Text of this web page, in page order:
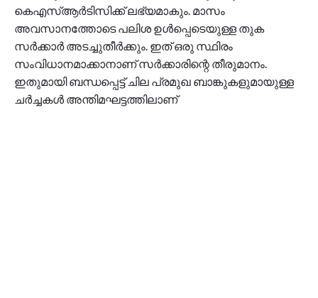
കെഎസ്ആർടിസിക്ക് ലഭ്യമാകും. മാസം
അവസാനത്തോടെ പലിശ ഉൾപ്പെടെയുള്ള തുക
സർക്കാർ അടച്ചുതീർക്കും. ഇത് ഒരു സ്ഥിരം
സംവിധാനമാക്കാനാണ് സർക്കാരിന്റെ തീരുമാനം.
ഇതുമായി ബന്ധപ്പെട്ട് ചില പ്രമുഖ ബാങ്കുകളുമായുള്ള
ചർച്ചകൾ അന്തിമഘട്ടത്തിലാണ്